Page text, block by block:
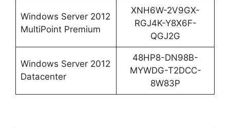
Windows Server 2012
MultiPoint Premium
XNH6W-2V9GX-
RGJ4K-Y8X6F-
QGJ2G
Windows Server 2012
Datacenter
48HP8-DN98B-
MYWDG-T2DCC-
8W83P